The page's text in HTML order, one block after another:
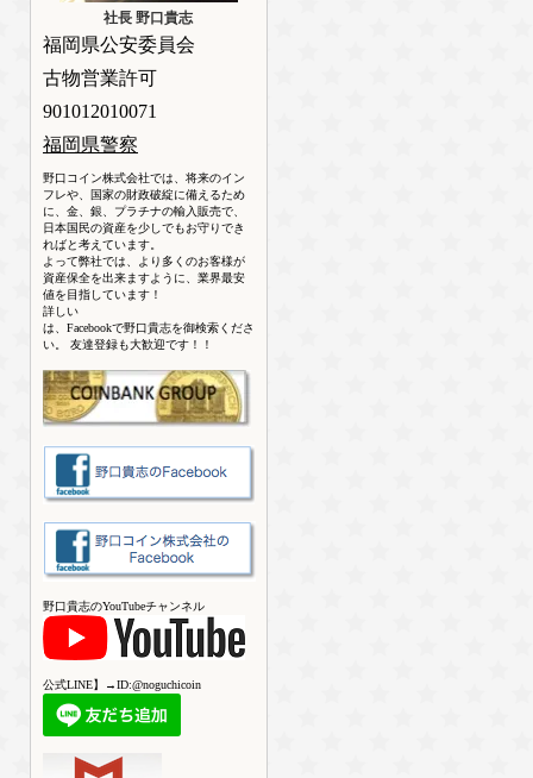
社長 野口貴志
福岡県公安委員会
古物営業許可
901012010071
福岡県警察
野口コイン株式会社では、将来のイン
フレや、国家の財政破綻に備えるため
に、金、銀、プラチナの輸入販売で、
日本国民の資産を少しでもお守りでき
ればと考えています。
よって弊社では、より多くのお客様が
資産保全を出来ますように、業界最安
値を目指しています！
詳しい
は、Facebookで野口貴志を御検索くださ
い。 友達登録も大歓迎です！！
野口貴志のYouTubeチャンネル
公式LINE】→ID:@noguchicoin